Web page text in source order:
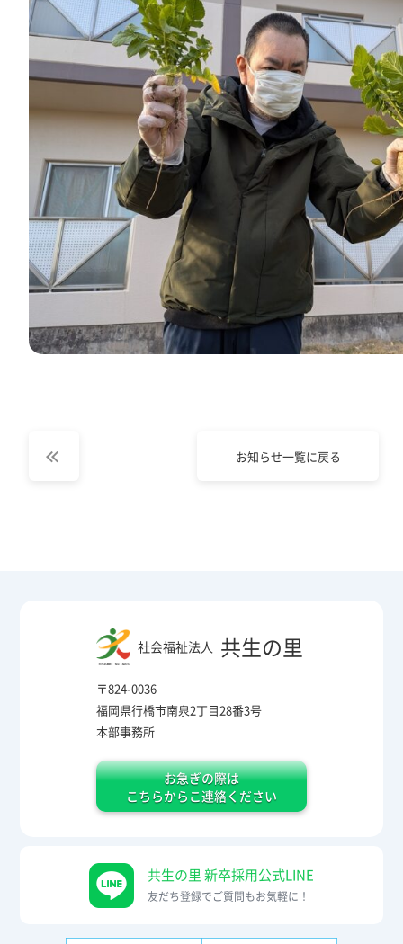
お知らせ一覧に戻る
社会福祉法人 共生の里
〒824-0036
福岡県行橋市南泉2丁目28番3号
本部事務所
お急ぎの際は
こちらからこ連絡ください
共生の里 新卒採用公式LINE
友だち登録でご質問もお気軽に！